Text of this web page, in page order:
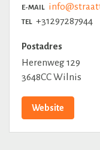
E-MAIL
TEL +31297287944
Postadres
Herenweg 129
3648CC Wilnis
Website